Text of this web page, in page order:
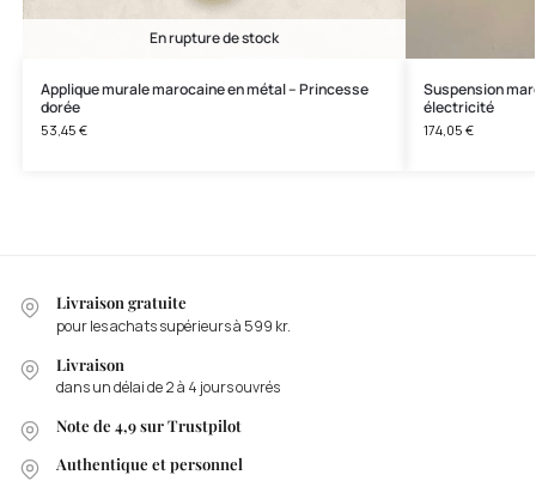
En rupture de stock
Applique murale marocaine en métal – Princesse
dorée
53,45 €
Suspension
électricité
174,05 €
Livraison gratuite
pour les achats supérieurs à 599 kr.
Livraison
dans un délai de 2 à 4 jours ouvrés
Note de 4,9 sur Trustpilot
Authentique et personnel